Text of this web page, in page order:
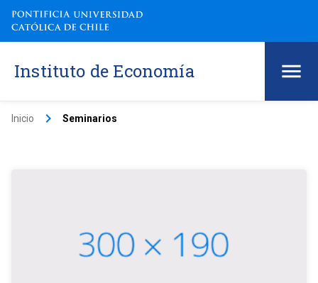
Instituto de Economía
Inicio keyboard_arrow_right Seminarios